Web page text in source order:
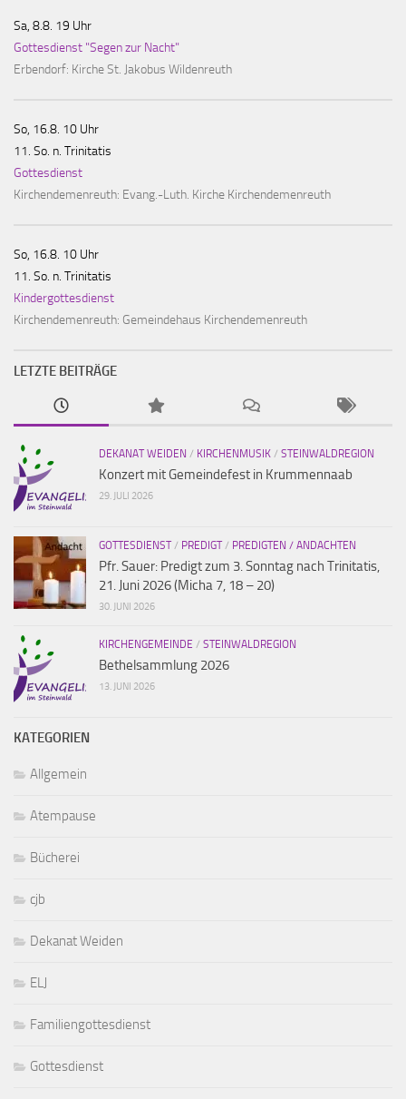
Sa, 8.8. 19 Uhr
Gottesdienst "Segen zur Nacht"
Erbendorf: Kirche St. Jakobus Wildenreuth
So, 16.8. 10 Uhr
11. So. n. Trinitatis
Gottesdienst
Kirchendemenreuth: Evang.-Luth. Kirche Kirchendemenreuth
So, 16.8. 10 Uhr
11. So. n. Trinitatis
Kindergottesdienst
Kirchendemenreuth: Gemeindehaus Kirchendemenreuth
LETZTE BEITRÄGE
DEKANAT WEIDEN / KIRCHENMUSIK / STEINWALDREGION
Konzert mit Gemeindefest in Krummennaab
29. JULI 2026
GOTTESDIENST/ PREDIGT/ PREDIGTEN / ANDACHTEN
Pfr. Sauer: Predigt zum 3. Sonntag nach Trinitatis,
21. Juni 2026 (Micha 7, 18 – 20)
30. JUNI 2026
KIRCHENGEMEINDE / STEINWALDREGION
Bethelsammlung 2026
13. JUNI 2026
KATEGORIEN
Allgemein
Atempause
Bücherei
cjb
Dekanat Weiden
ELJ
Familiengottesdienst
Gottesdienst